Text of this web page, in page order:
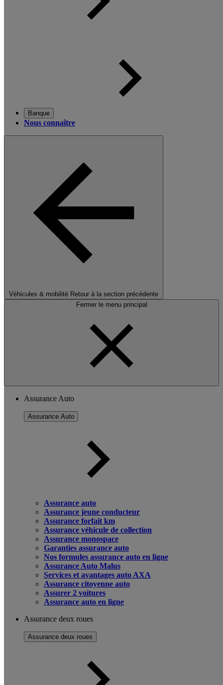
Banque
Nous connaître
Véhicules & mobilité Retour à la section précédente
Fermer le menu principal
Assurance Auto
Assurance Auto
Assurance auto
Assurance jeune conducteur
Assurance forfait km
Assurance véhicule de collection
Assurance monospace
Garanties assurance auto
Nos formules assurance auto en ligne
Assurance Auto Malus
Services et avantages auto AXA
Assurance citoyenne auto
Assurer 2 voitures
Assurance auto en ligne
Assurance deux roues
Assurance deux roues